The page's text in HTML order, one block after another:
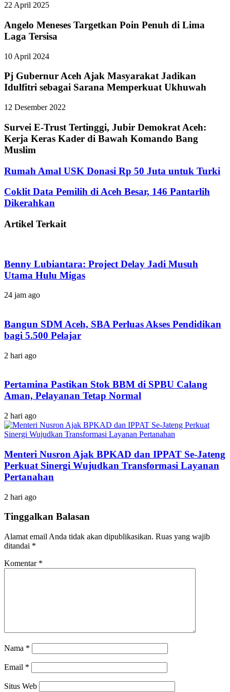
22 April 2025
Angelo Meneses Targetkan Poin Penuh di Lima
Laga Tersisa
10 April 2024
Pj Gubernur Aceh Ajak Masyarakat Jadikan
Idulfitri sebagai Sarana Memperkuat Ukhuwah
12 Desember 2022
Survei E-Trust Tertinggi, Jubir Demokrat Aceh:
Kerja Keras Kader di Bawah Komando Bang
Muslim
Rumah Amal USK Donasi Rp 50 Juta untuk Turki
Coklit Data Pemilih di Aceh Besar, 146 Pantarlih
Dikerahkan
Artikel Terkait
Benny Lubiantara: Project Delay Jadi Musuh
Utama Hulu Migas
24 jam ago
Bangun SDM Aceh, SBA Perluas Akses Pendidikan
bagi 5.500 Pelajar
2 hari ago
Pertamina Pastikan Stok BBM di SPBU Calang
Aman, Pelayanan Tetap Normal
2 hari ago
Menteri Nusron Ajak BPKAD dan IPPAT Se-Jateng
Perkuat Sinergi Wujudkan Transformasi Layanan
Pertanahan
2 hari ago
Tinggalkan Balasan
Alamat email Anda tidak akan dipublikasikan. Ruas yang wajib
ditandai *
Komentar *
Nama *
Email *
Situs Web